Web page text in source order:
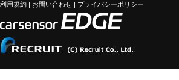
利用規約 | お問い合わせ | プライバシーポリシー